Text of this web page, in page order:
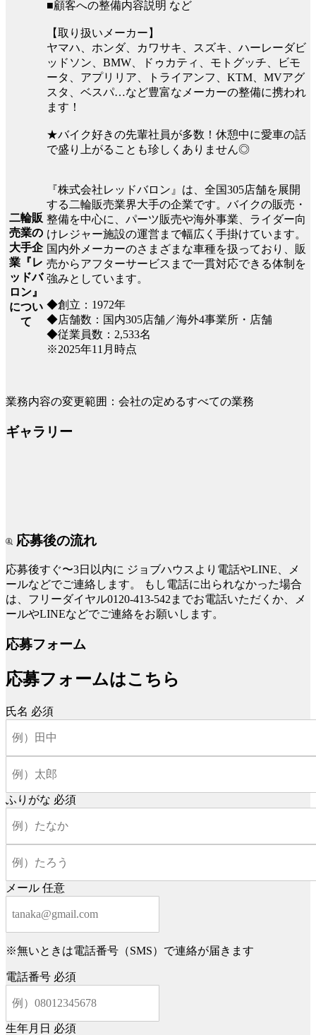
■顧客への整備内容説明 など
【取り扱いメーカー】
ヤマハ、ホンダ、カワサキ、スズキ、ハーレーダビ
ッドソン、BMW、ドゥカティ、モトグッチ、ビモ
ータ、アプリリア、トライアンフ、KTM、MVアグ
スタ、ベスパ…など豊富なメーカーの整備に携われ
ます！
★バイク好きの先輩社員が多数！休憩中に愛車の話
で盛り上がることも珍しくありません◎
二輪販
売業の
大手企
業『レ
ッドバ
ロン』
につい
て
『株式会社レッドバロン』は、全国305店舗を展開
する二輪販売業界大手の企業です。バイクの販売・
整備を中心に、パーツ販売や海外事業、ライダー向
けレジャー施設の運営まで幅広く手掛けています。
国内外メーカーのさまざまな車種を扱っており、販
売からアフターサービスまで一貫対応できる体制を
強みとしています。
◆創立：1972年
◆店舗数：国内305店舗／海外4事業所・店舗
◆従業員数：2,533名
※2025年11月時点
業務内容の変更範囲：会社の定めるすべての業務
ギャラリー
応募後の流れ
応募後すぐ〜3日以内に ジョブハウスより電話やLINE、メ
ールなどでご連絡します。
もし電話に出られなかった場合
は、フリーダイヤル0120-413-542までお電話いただくか、メ
ールやLINEなどでご連絡をお願いします。
応募フォーム
応募フォームはこちら
氏名 必須
ふりがな 必須
メール 任意
※無いときは電話番号（SMS）で連絡が届きます
電話番号 必須
生年月日 必須